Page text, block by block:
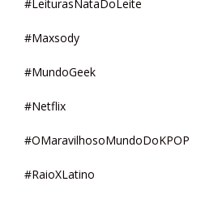
#LeiturasNataDoLeite
#Maxsody
#MundoGeek
#Netflix
#OMaravilhosoMundoDoKPOP
#RaioXLatino